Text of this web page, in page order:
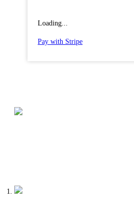
Loading...
Pay with Stripe